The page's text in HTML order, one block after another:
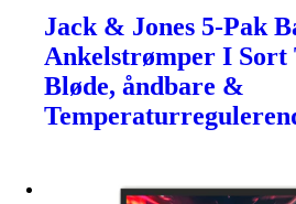
Jack & Jones 5-Pak
Ankelstrømper I
Bløde, åndbare &